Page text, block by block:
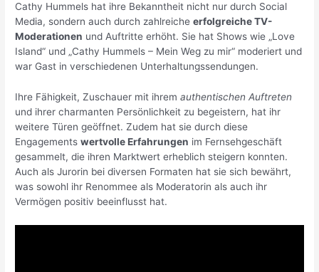
Cathy Hummels hat ihre Bekanntheit nicht nur durch Social
Media, sondern auch durch zahlreicheerfolgreiche TV-
Moderationen und Auftritte erhöht. Sie hat Shows wie „Love
Island“ und „Cathy Hummels – Mein Weg zu mir“ moderiert und
war Gast in verschiedenen Unterhaltungssendungen.
Ihre Fähigkeit, Zuschauer mit ihremauthentischen Auftreten
und ihrer charmanten Persönlichkeit zu begeistern, hat ihr
weitere Türen geöffnet. Zudem hat sie durch diese
Engagementswertvolle Erfahrungen im Fernsehgeschäft
gesammelt, die ihren Marktwert erheblich steigern konnten.
Auch als Jurorin bei diversen Formaten hat sie sich bewährt,
was sowohl ihr Renommee als Moderatorin als auch ihr
Vermögen positiv beeinflusst hat.